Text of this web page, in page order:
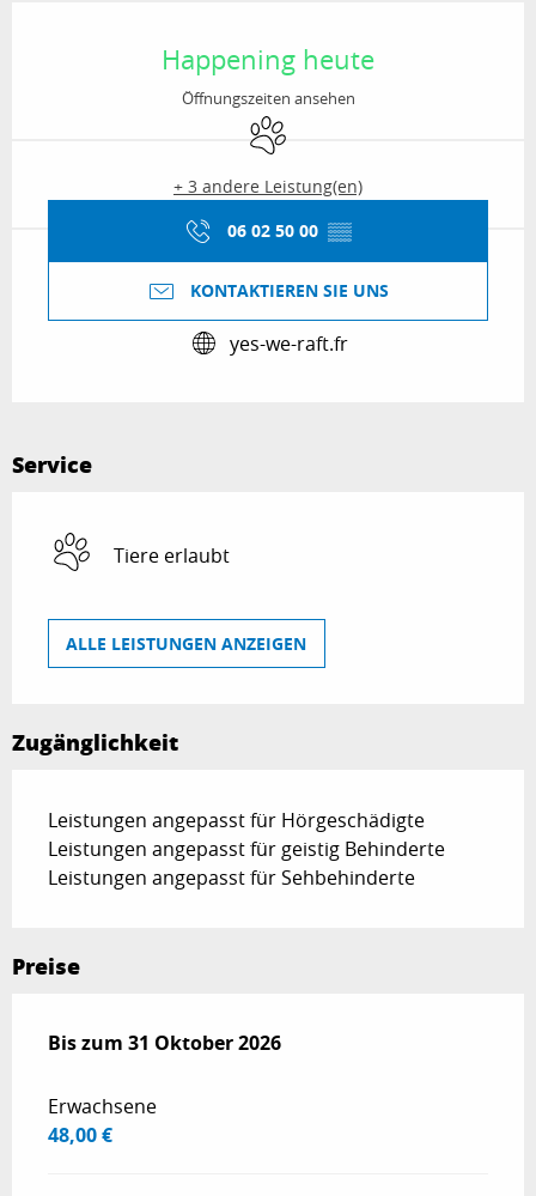
Happening heute
Öffnungszeiten ansehen
Tiere erlaubt
+ 3 andere Leistung(en)
06 02 50 00 ▒▒
KONTAKTIEREN SIE UNS
yes-we-raft.fr
Service
Tiere erlaubt
ALLE LEISTUNGEN ANZEIGEN
Zugänglichkeit
Leistungen angepasst für Hörgeschädigte
Leistungen angepasst für geistig Behinderte
Leistungen angepasst für Sehbehinderte
Preise
ab1 Mai 2026bis zum31 Oktober 2026
Bis zum 31 Oktober 2026
Erwachsene
48,00 €